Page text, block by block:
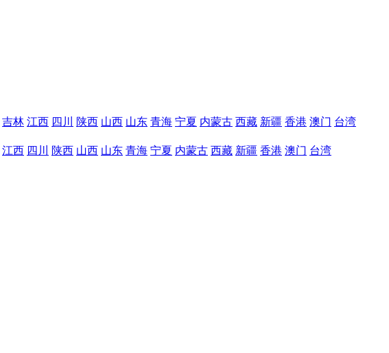
吉林 江西 四川 陕西 山西 山东 青海 宁夏 内蒙古 西藏 新疆 香港 澳门 台湾
江西 四川 陕西 山西 山东 青海 宁夏 内蒙古 西藏 新疆 香港 澳门 台湾